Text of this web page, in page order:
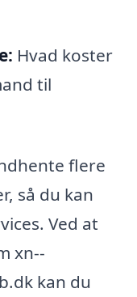
Hvad koster
til
flere
så du kan
Ved at
xn--
kan du